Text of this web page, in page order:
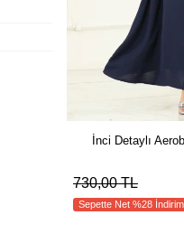
İnci Detaylı
730,00 TL
Sepette Net %28 İndirim